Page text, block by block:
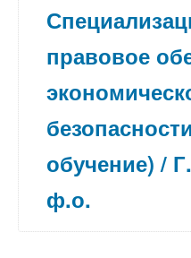
правовое
обучение) /
ф.о.